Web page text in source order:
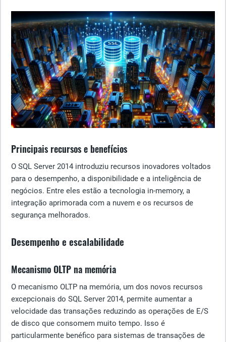
Principais recursos e benefícios
O SQL Server 2014 introduziu recursos inovadores voltados
para o desempenho, a disponibilidade e a inteligência de
negócios. Entre eles estão a tecnologia in-memory, a
integração aprimorada com a nuvem e os recursos de
segurança melhorados.
Desempenho e escalabilidade
Mecanismo OLTP na memória
O mecanismo OLTP na memória, um dos novos recursos
excepcionais do SQL Server 2014, permite aumentar a
velocidade das transações reduzindo as operações de E/S
de disco que consomem muito tempo. Isso é
particularmente benéfico para sistemas de transações de